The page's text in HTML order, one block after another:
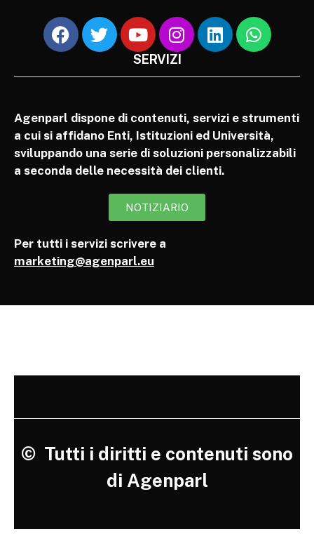
SERVIZI
Agenparl dispone di contenuti, servizi e strumenti
a cui si affidano Enti, Istituzioni ed Università,
sviluppando una serie di soluzioni personalizzabili
a seconda delle necessità dei clienti.
NOTIZIARIO
Per tutti i servizi scrivere a
marketing@agenparl.eu
© Tutti i diritti e contenuti sono
di Agenparl